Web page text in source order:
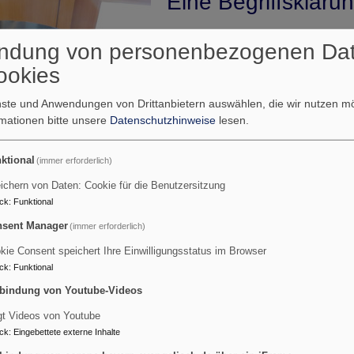
Beim Klingelbeutel weiß man
heißt. Das kommt noch aus
klingelt es halt jedes Mal, wenn
den Klingelbeutel geworfen
Pfarrer sagt heute gerne bei der
Klingelbeutels: „Lasst es
weiß, vielleicht würde man
auch Raschelbeutel nennen.
Folge 40 –
von personenbezogenen
und Anwendungen von Drittanbietern auswählen, die wir nutzen
bitte unsere Datenschutzhinweise lesen.
(immer erforderlich)
von Daten: Cookie für die Benutzersitzung
: Funktional
Manager(immer erforderlich)
Consent speichert Ihre Einwilligungsstatus im Browser
: Funktional
von Youtube-Videos
Videos von Youtube
: Eingebettete externe Inhalte